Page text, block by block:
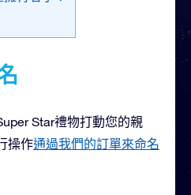
Star禮物打動您的親
操作通過我們的訂單來命名